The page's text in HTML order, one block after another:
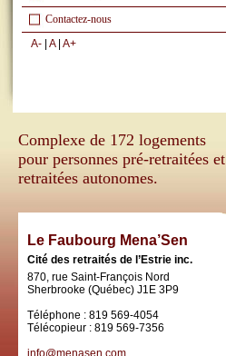
Contactez-nous
A- A| A+
Complexe de 172 logements
pour personnes pré-retraitées et
retraitées autonomes.
Le Faubourg Mena’Sen
Cité des retraités de l’Estrie inc.
870, rue Saint-François Nord
Sherbrooke (Québec) J1E 3P9
Téléphone : 819 569-4054
Télécopieur : 819 569-7356
info@menasen.com